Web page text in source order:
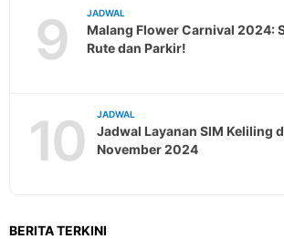
9 JADWAL
Malang Flower Carnival 2024:
Rute dan Parkir!
10 JADWAL
Jadwal Layanan SIM Keliling
November 2024
BERITA TERKINI